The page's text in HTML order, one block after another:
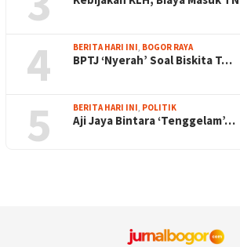
4 BERITA HARI INI, BOGOR RAYA
BPTJ ‘Nyerah’ Soal Biskita T…
5 BERITA HARI INI, POLITIK
Aji Jaya Bintara ‘Tenggelam’…